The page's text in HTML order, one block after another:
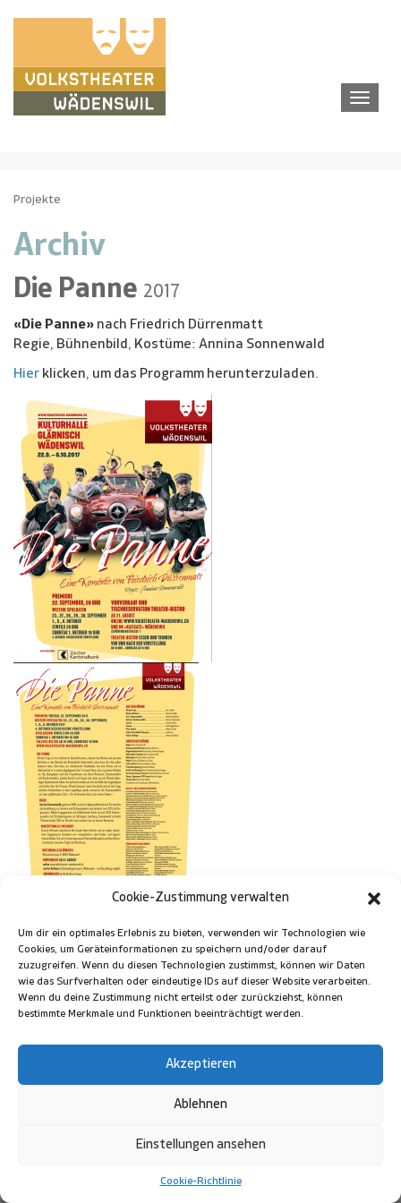
Cookie-Zustimmung verwalten
Um dir ein optimales Erlebnis zu bieten, verwenden wir Technologien wie
Cookies, um Geräteinformationen zu speichern und/oder darauf
zuzugreifen. Wenn du diesen Technologien zustimmst, können wir Daten
wie das Surfverhalten oder eindeutige IDs auf dieser Website verarbeiten.
Wenn du deine Zustimmung nicht erteilst oder zurückziehst, können
bestimmte Merkmale und Funktionen beeinträchtigt werden.
Akzeptieren
Ablehnen
Einstellungen ansehen
Cookie-Richtlinie
Projekte
Archiv
Die Panne 2017
«Die Panne» nach Friedrich Dürrenmatt
Regie, Bühnenbild, Kostüme: Annina Sonnenwald
Hier klicken, um das Programm herunterzuladen.